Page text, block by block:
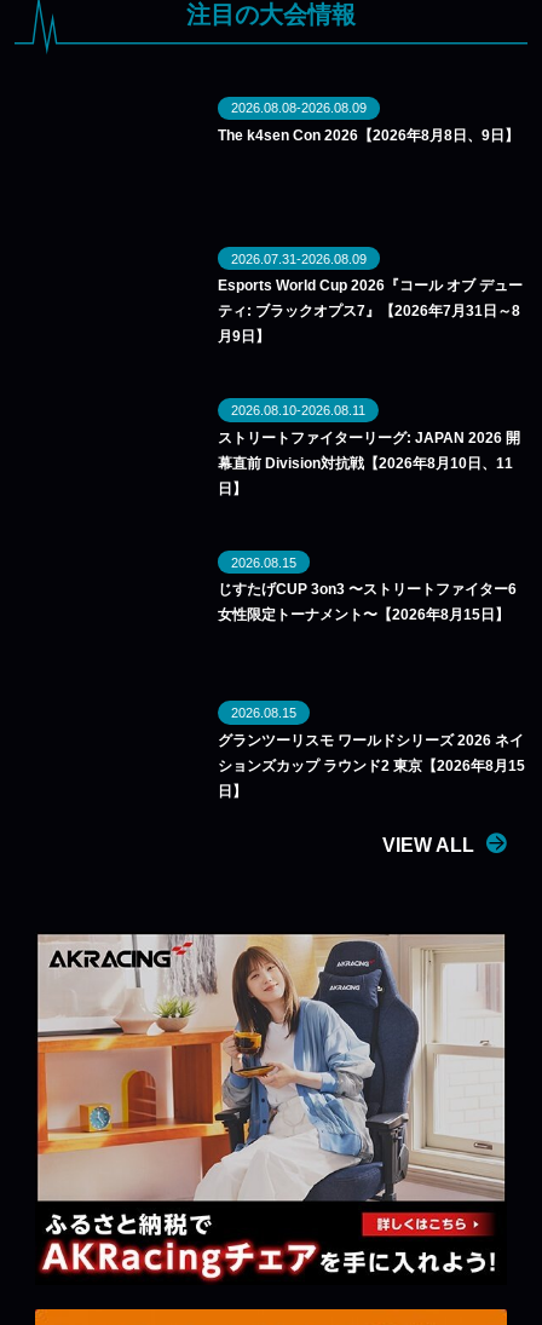
注目の大会情報
2026.08.08-2026.08.09
The k4sen Con 2026【2026年8月8日、9日】
2026.07.31-2026.08.09
Esports World Cup 2026『コール オブ デュー
ティ: ブラックオプス7』【2026年7月31日～8
月9日】
2026.08.10-2026.08.11
ストリートファイターリーグ: JAPAN 2026 開
幕直前 Division対抗戦【2026年8月10日、11
日】
2026.08.15
じすたげCUP 3on3 〜ストリートファイター6
女性限定トーナメント〜【2026年8月15日】
2026.08.15
グランツーリスモ ワールドシリーズ 2026 ネイ
ションズカップ ラウンド2 東京【2026年8月15
日】
VIEW ALL